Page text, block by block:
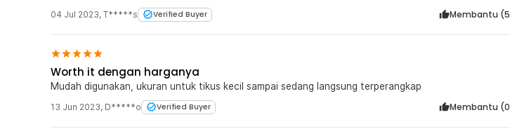
04 Jul 2023, T*****s Verified Buyer Membantu (5
Worth it dengan harganya
Mudah digunakan, ukuran untuk tikus kecil sampai sedang langsung terperangkap
13 Jun 2023, D*****o Verified Buyer Membantu (0